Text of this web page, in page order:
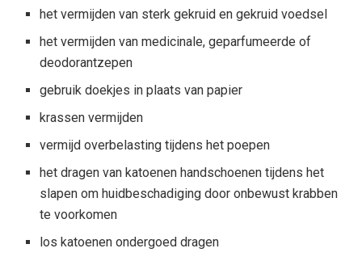
het vermijden van sterk gekruid en gekruid voedsel
het vermijden van medicinale, geparfumeerde of
deodorantzepen
gebruik doekjes in plaats van papier
krassen vermijden
vermijd overbelasting tijdens het poepen
het dragen van katoenen handschoenen tijdens het
slapen om huidbeschadiging door onbewust krabben
te voorkomen
los katoenen ondergoed dragen